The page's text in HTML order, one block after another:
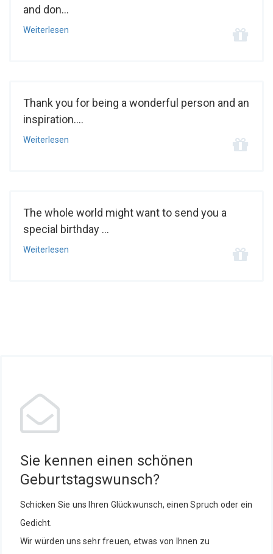
and don...
Weiterlesen
Thank you for being a wonderful person and an
inspiration....
Weiterlesen
The whole world might want to send you a
special birthday ...
Weiterlesen
Sie kennen einen schönen
Geburtstagswunsch?
Schicken Sie uns Ihren Glückwunsch, einen Spruch oder ein
Gedicht.
Wir würden uns sehr freuen, etwas von Ihnen zu